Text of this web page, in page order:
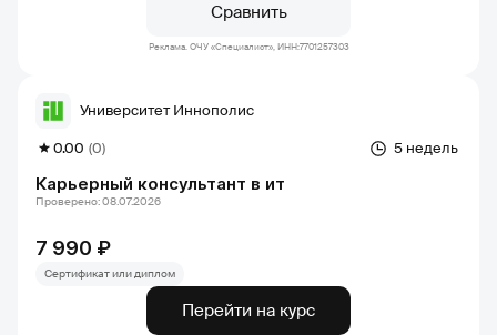
Сравнить
Реклама. ОЧУ «Специалист», ИНН:7701257303
Карьерный консультант в ит
5 недель
0.00 (0)
Университет Иннополис
7 990 ₽
Проверено: 08.07.2026
Сертификат или диплом
Перейти на курс